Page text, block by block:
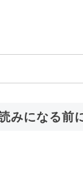
みになる前